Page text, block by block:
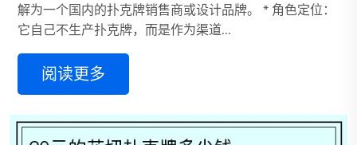
解为一个国内的扑克牌销售商或设计品牌。 * 角色定位：
它自己不生产扑克牌，而是作为渠道...
阅读更多